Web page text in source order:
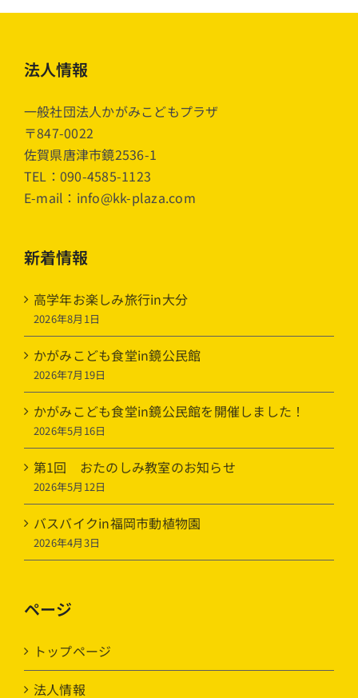
法人情報
一般社団法人かがみこどもプラザ
〒847-0022
佐賀県唐津市鏡2536-1
TEL：090-4585-1123
E-mail：info@kk-plaza.com
新着情報
高学年お楽しみ旅行in大分
2026年8月1日
かがみこども食堂in鏡公民館
2026年7月19日
かがみこども食堂in鏡公民館を開催しました！
2026年5月16日
第1回 おたのしみ教室のお知らせ
2026年5月12日
バスバイクin福岡市動植物園
2026年4月3日
ページ
トップページ
法人情報